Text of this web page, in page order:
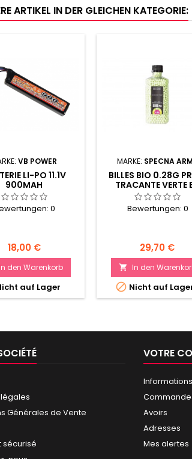
ARTIKEL IN DER GLEICHEN KATEGORIE:
VB POWER
LI-PO 11.1V
900MAH
0
Preis
18,00 €
In den Warenkorb
auf Lager
MARKE: SPECNA
BILLES BIO 0.28G
TRACANTE VERTE
BOUTEILLE DE 2500
Bewertungen: 0
Preis
29,70 €
 In den
 Nicht auf
Générales de Vente
sécurisé
VOTRE
Avoirs
Adresses
Mes alertes